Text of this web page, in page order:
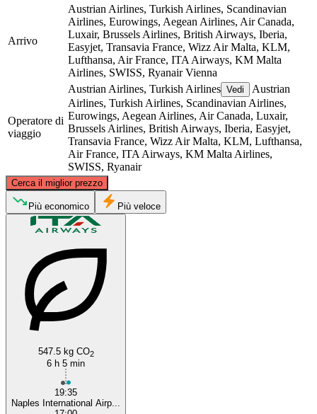
Arrivo
Austrian Airlines, Turkish Airlines, Scandinavian
Airlines, Eurowings, Aegean Airlines, Air Canada,
Luxair, Brussels Airlines, British Airways, Iberia,
Easyjet, Transavia France, Wizz Air Malta, KLM,
Lufthansa, Air France, ITA Airways, KM Malta
Airlines, SWISS, Ryanair Vienna
Operatore di
viaggio
Austrian Airlines, Turkish Airlines Vedi
Austrian
Airlines, Turkish Airlines, Scandinavian Airlines,
Eurowings, Aegean Airlines, Air Canada, Luxair,
Brussels Airlines, British Airways, Iberia, Easyjet,
Transavia France, Wizz Air Malta, KLM, Lufthansa,
Air France, ITA Airways, KM Malta Airlines,
SWISS, Ryanair
Cerca il miglior prezzo
Più economico Più veloce
547.5 kg CO2
6 h 5 min
19:35
Naples International Airp...